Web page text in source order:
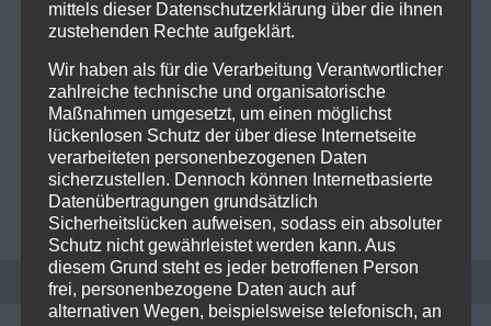
KW9
Querbeet durch die neuen Singles & Videos
Powerwolf – „No Prayer At Midnight“ An der
erfolgreichsten deutschen Band im modernen Heavy
Metal führt kein Weg…Read more
PATRICK LICHTENBERGER
mittels dieser Datenschutzerklärung über die ihnen
zustehenden Rechte aufgeklärt.
Wir haben als für die Verarbeitung Verantwortlicher
zahlreiche technische und organisatorische
Maßnahmen umgesetzt, um einen möglichst
lückenlosen Schutz der über diese Internetseite
verarbeiteten personenbezogenen Daten
sicherzustellen. Dennoch können Internetbasierte
Datenübertragungen grundsätzlich
Sicherheitslücken aufweisen, sodass ein absoluter
Schutz nicht gewährleistet werden kann. Aus
diesem Grund steht es jeder betroffenen Person
frei, personenbezogene Daten auch auf
alternativen Wegen, beispielsweise telefonisch, an